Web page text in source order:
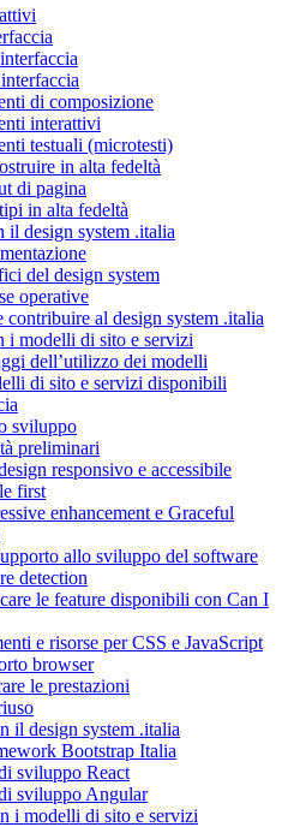
di composizione
interattivi
testuali (microtesti)
in alta fedeltà
di pagina
in alta fedeltà
il design system .italia
del design system
operative
contribuire al design system .italia
i modelli di sito e servizi
dell’utilizzo dei modelli
di sito e servizi disponibili
sviluppo
preliminari
responsivo e accessibile
first
enhancement e Graceful
allo sviluppo del software
detection
le feature disponibili con Can I
e risorse per CSS e JavaScript
browser
le prestazioni
il design system .italia
Bootstrap Italia
sviluppo React
sviluppo Angular
i modelli di sito e servizi